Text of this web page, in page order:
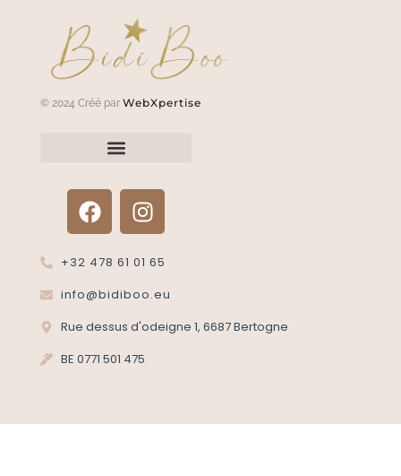
© 2024 Créé par WebXpertise
+32 478 61 01 65
info@bidiboo.eu
Rue dessus d'odeigne 1, 6687 Bertogne
BE 0771 501 475